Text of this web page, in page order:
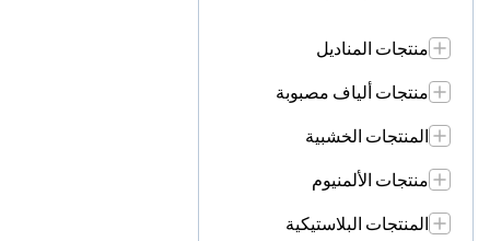
منتجات المناديل
منتجات ألياف مصبوبة
المنتجات الخشبية
منتجات الألمنيوم
المنتجات البلاستيكية